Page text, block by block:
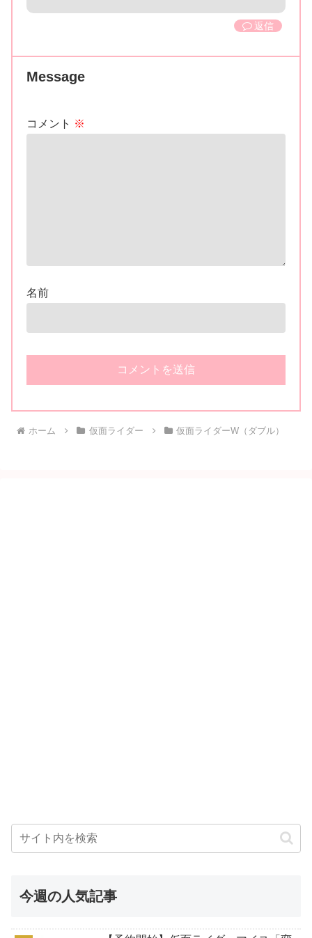
返信
Message
コメント ※
名前
ホーム 仮面ライダー 仮面ライダーW（ダブル）
今週の人気記事